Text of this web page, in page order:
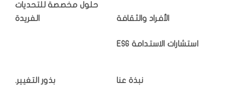
الأفراد والثقافة
استشارات الاستدامة ESG
حلول مخصصة للتحديات
الفريدة
نبذة عنا بذور التغيير.